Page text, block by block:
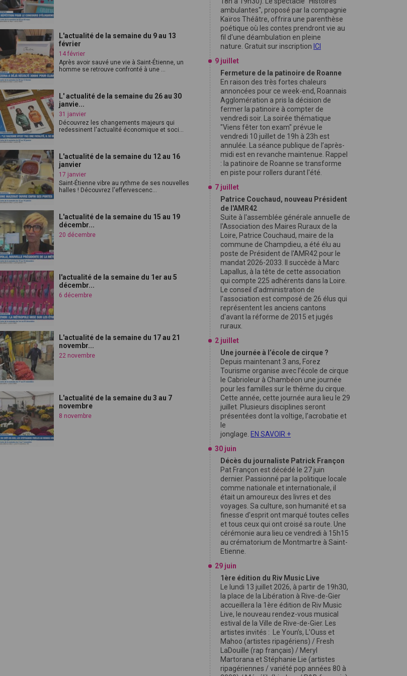
L'actualité de la semaine du 9 au 13
février
14 février
Après avoir sauvé une vie à Saint-Étienne, un
homme se retrouve confronté à une ...
L' actualité de la semaine du 26 au 30
janvie...
31 janvier
Découvrez les changements majeurs qui
redessinent l'actualité économique et soci...
L'actualité de la semaine du 12 au 16
janvier
17 janvier
Saint-Étienne vibre au rythme de ses nouvelles
halles ! Découvrez l'effervescenc...
L'actualité de la semaine du 15 au 19
décembr...
20 décembre
l'actualité de la semaine du 1er au 5
décembr...
6 décembre
L'actualité de la semaine du 17 au 21
novembr...
22 novembre
L'actualité de la semaine du 3 au 7
novembre
8 novembre
ambulantes", proposé par la compagnie
Kaïros Théâtre, offrira une parenthèse
poétique où les contes prendront vie au
fil d'une déambulation en pleine
nature. Gratuit sur inscription ICI
9 juillet
Fermeture de la patinoire de Roanne
En raison des très fortes chaleurs
annoncées pour ce week-end, Roannais
Agglomération a pris la décision de
fermer la patinoire à compter de
vendredi soir. La soirée thématique
"Viens fêter ton exam" prévue le
vendredi 10 juillet de 19h à 23h est
annulée. La séance publique de l’après-
midi est en revanche maintenue. Rappel
: la patinoire de Roanne se transforme
en piste pour rollers durant l'été.
7 juillet
Patrice Couchaud, nouveau Président
de l'AMR42
Suite à l'assemblée générale annuelle de
l'Association des Maires Ruraux de la
Loire, Patrice Couchaud, maire de la
commune de Champdieu, a été élu au
poste de Président de l'AMR42 pour le
mandat 2026-2033. Il succède à Marc
Lapallus, à la tête de cette association
qui compte 225 adhérents dans la Loire.
Le conseil d'administration de
l'association est composé de 26 élus qui
représentent les anciens cantons
d'avant la réforme de 2015 et jugés
ruraux.
2 juillet
Une journée à l’école de cirque ?
Depuis maintenant 3 ans, Forez
Tourisme organise avec l’école de cirque
le Cabrioleur à Chambéon une journée
pour les familles sur le thême du cirque.
Cette année, cette journée aura lieu le 29
juillet. Plusieurs disciplines seront
présentées dont la voltige, l’acrobatie et
le
jonglage. EN SAVOIR +
30 juin
Décès du journaliste Patrick Françon
Pat Françon est décédé le 27 juin
dernier. Passionné par la politique locale
comme nationale et internationale, il
était un amoureux des livres et des
voyages. Sa culture, son humanité et sa
finesse d'esprit ont marqué toutes celles
et tous ceux qui ont croisé sa route. Une
cérémonie aura lieu ce vendredi à 15h15
au crématorium de Montmartre à Saint-
Etienne.
29 juin
1ère édition du Riv Music Live
Le lundi 13 juillet 2026, à partir de 19h30,
la place de la Libération à Rive-de-Gier
accueillera la 1ère édition de Riv Music
Live, le nouveau rendez-vous musical
estival de la Ville de Rive-de-Gier. Les
artistes invités : Le Youn’s, L'Ouss et
Mahoo (artistes ripagériens) / Fresh
LaDouille (rap français) / Meryl
Martorana et Stéphanie Lie (artistes
ripagériennes / variété pop années 80 à